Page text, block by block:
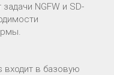
NGFW и SD-
в базовую